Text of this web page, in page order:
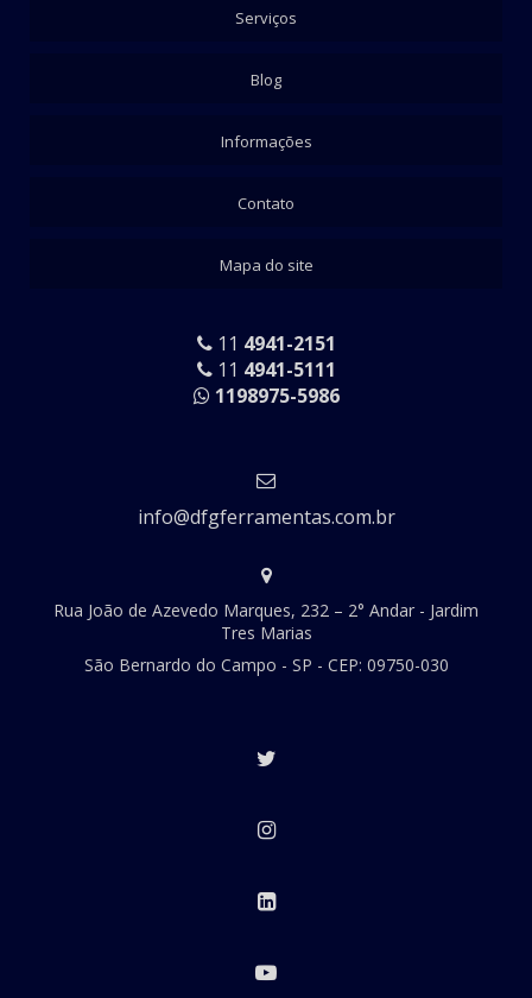
Serviços
Blog
Informações
Contato
Mapa do site
11 4941-2151
11 4941-5111
1198975-5986
info@dfgferramentas.com.br
Rua João de Azevedo Marques, 232 – 2° Andar - Jardim
Tres Marias
São Bernardo do Campo - SP - CEP: 09750-030